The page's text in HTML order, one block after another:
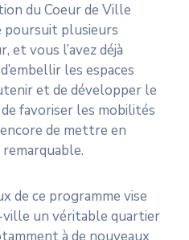
du Coeur de Ville
poursuit plusieurs
et vous l’avez déjà
les espaces
et de développer le
favoriser les mobilités
de mettre en
de ce programme vise
ville un véritable quartier